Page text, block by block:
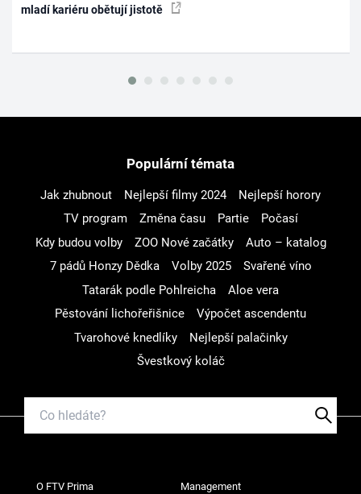
mladí kariéru obětují jistotě
Populární témata
Jak zhubnout Nejlepší filmy 2024
Nejlepší horory
TV program
Změna času Partie
Počasí
Kdy budou volby
ZOO Nové začátky
Auto – katalog
7 pádů Honzy Dědka
Volby 2025
Svařené víno
Tatarák podle Pohlreicha
Aloe vera
Pěstování lichořeřišnice
Výpočet ascendentu
Tvarohové knedlíky
Nejlepší palačinky
Švestkový koláč
O FTV Prima Management